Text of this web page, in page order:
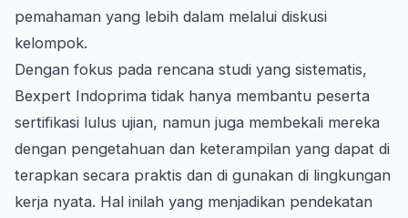
pemahaman yang lebih dalam melalui diskusi
kelompok.
Dengan fokus pada rencana studi yang sistematis,
Bexpert Indoprima tidak hanya membantu peserta
sertifikasi lulus ujian, namun juga membekali mereka
dengan pengetahuan dan keterampilan yang dapat di
terapkan secara praktis dan di gunakan di lingkungan
kerja nyata. Hal inilah yang menjadikan pendekatan